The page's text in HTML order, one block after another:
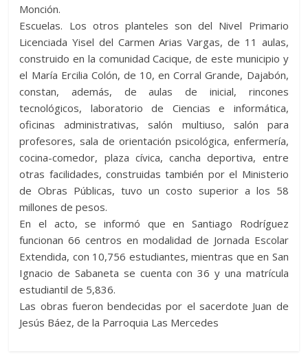
Monción.
Escuelas. Los otros planteles son del Nivel Primario
Licenciada Yisel del Carmen Arias Vargas, de 11 aulas,
construido en la comunidad Cacique, de este municipio y
el María Ercilia Colón, de 10, en Corral Grande, Dajabón,
constan, además, de aulas de inicial, rincones
tecnológicos, laboratorio de Ciencias e informática,
oficinas administrativas, salón multiuso, salón para
profesores, sala de orientación psicológica, enfermería,
cocina-comedor, plaza cívica, cancha deportiva, entre
otras facilidades, construidas también por el Ministerio
de Obras Públicas, tuvo un costo superior a los 58
millones de pesos.
En el acto, se informó que en Santiago Rodríguez
funcionan 66 centros en modalidad de Jornada Escolar
Extendida, con 10,756 estudiantes, mientras que en San
Ignacio de Sabaneta se cuenta con 36 y una matrícula
estudiantil de 5,836.
Las obras fueron bendecidas por el sacerdote Juan de
Jesús Báez, de la Parroquia Las Mercedes